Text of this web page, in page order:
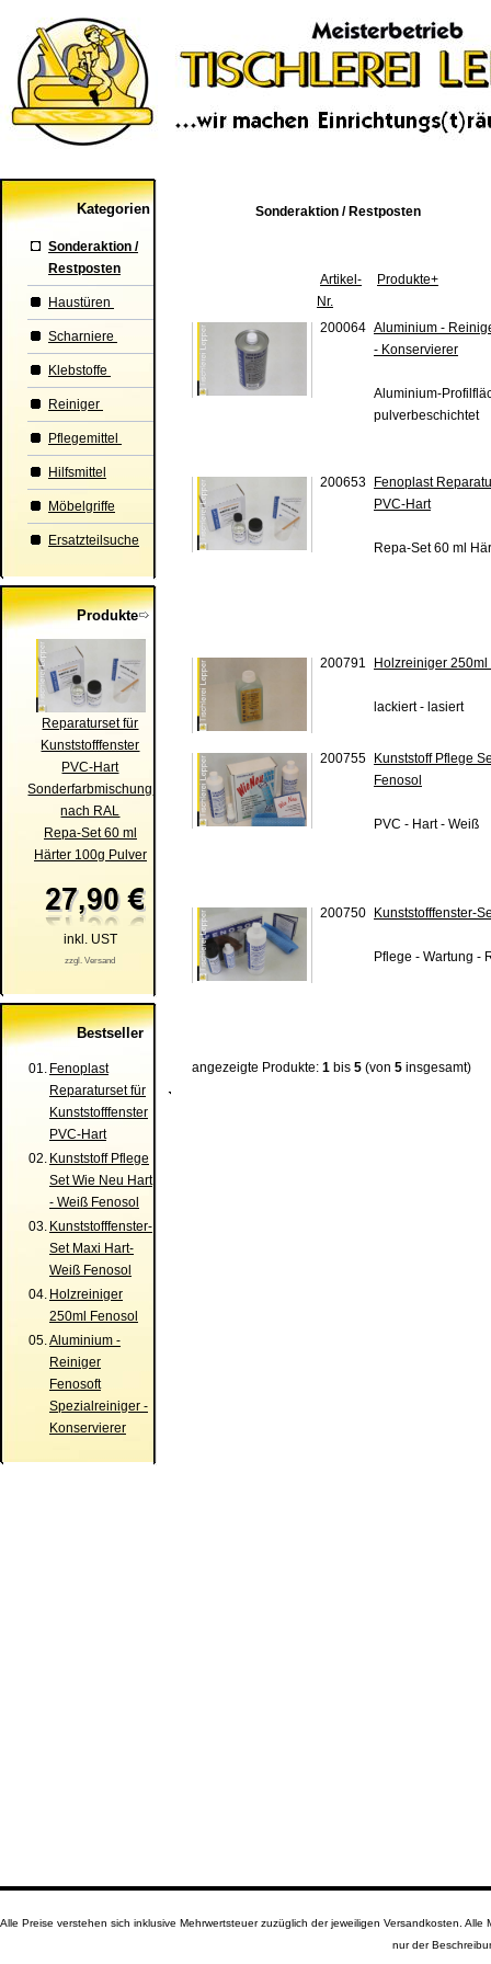
Kategorien
Sonderaktion /
Restposten
Haustüren
Scharniere
Klebstoffe
Reiniger
Pflegemittel
Hilfsmittel
Möbelgriffe
Ersatzteilsuche
Produkte
Reparaturset für
Kunststofffenster
PVC-Hart
Sonderfarbmischung
nach RAL
Repa-Set 60 ml
Härter 100g Pulver
inkl. UST
zzgl. Versand
Bestseller
01. Fenoplast
Reparaturset für
Kunststofffenster
PVC-Hart
02. Kunststoff Pflege
Set Wie Neu Hart
- Weiß Fenosol
03. Kunststofffenster-
Set Maxi Hart-
Weiß Fenosol
04. Holzreiniger
250ml Fenosol
05.Aluminium -
Reiniger
Fenosoft
Spezialreiniger -
Konservierer
Sonderaktion / Restposten
Artikel-
Nr.
Produkte+
200064 Aluminium -
- Konservierer
Aluminium-
pulverbeschichtet
200653
Fenoplast
PVC-Hart
Repa-Set 60 ml
200791 Holzreiniger
lackiert - lasiert
200755
Kunststoff Pflege
Fenosol
PVC - Hart - Weiß
200750 Kunststofffenster-
Pflege - Wartung -
angezeigte Produkte: 1 bis 5 (von 5 insgesamt)
Alle Preise verstehen sich inklusive Mehrwertsteuer zuzüglich der jeweiligen Versandkosten.
nur der